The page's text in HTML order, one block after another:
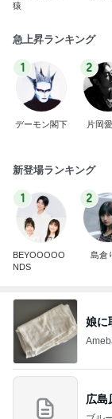
猿
急上昇ランキング
1
デーモン閣下
2
片岡
新登場ランキング
1
BEYOOOOO
NDS
2
島倉
娘に
広島